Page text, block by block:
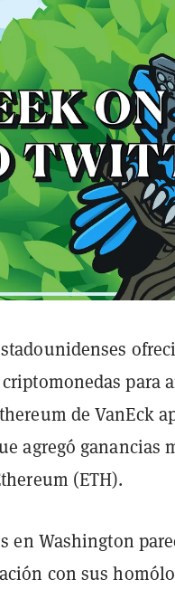
para
de VanEck
agregó ganancias
(ETH).
en Washington
con sus